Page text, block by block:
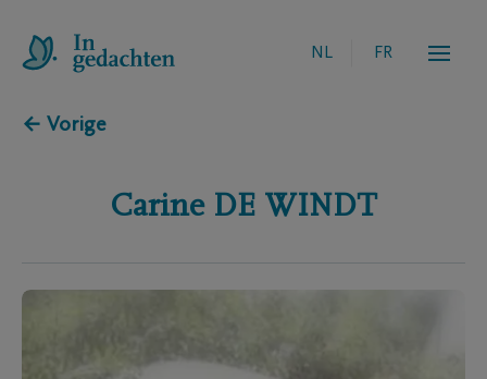
NL FR
← Vorige
Carine DE WINDT